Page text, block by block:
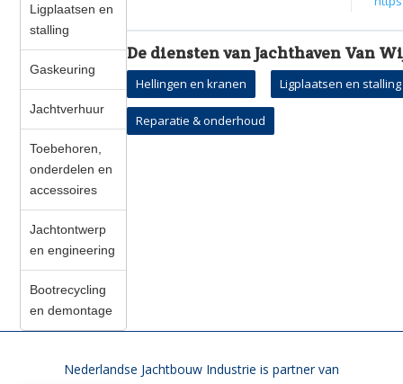
Ligplaatsen en
stalling
Gaskeuring
Jachtverhuur
Toebehoren,
onderdelen en
accessoires
Jachtontwerp
en engineering
Bootrecycling
en demontage
De diensten van Jachthaven Van
Hellingen en kranen Ligplaatsen en stalling
Reparatie & onderhoud
Nederlandse Jachtbouw Industrie is partner van